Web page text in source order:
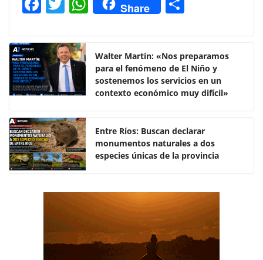
a
c
e
b
o
o
k
w
itt
er
h
s
A
p
Share
p
ar
tir
Walter Martín: «Nos preparamos
para el fenómeno de El Niño y
sostenemos los servicios en un
contexto económico muy difícil»
Entre Ríos: Buscan declarar
monumentos naturales a dos
especies únicas de la provincia